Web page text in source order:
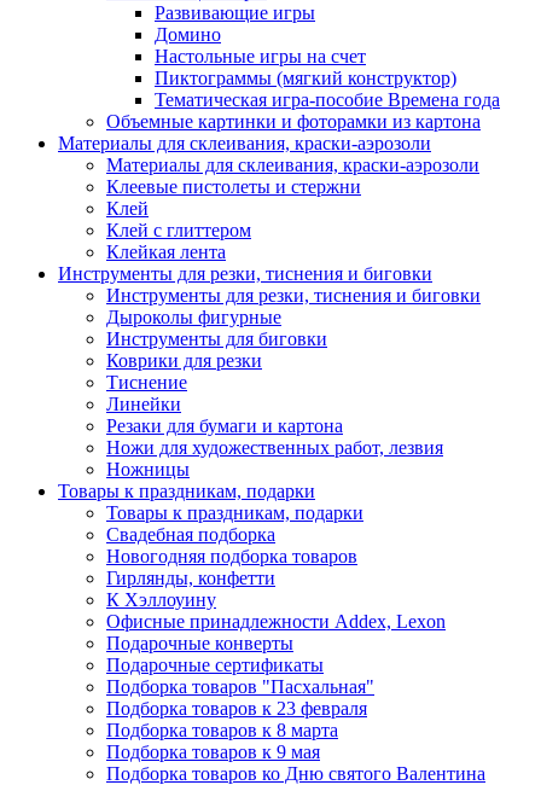
Развивающие игры
Домино
Настольные игры на счет
Пиктограммы (мягкий конструктор)
Тематическая игра-пособие Времена года
Объемные картинки и фоторамки из картона
Материалы для склеивания, краски-аэрозоли
Материалы для склеивания, краски-аэрозоли
Клеевые пистолеты и стержни
Клей
Клей с глиттером
Клейкая лента
Инструменты для резки, тиснения и биговки
Инструменты для резки, тиснения и биговки
Дыроколы фигурные
Инструменты для биговки
Коврики для резки
Тиснение
Линейки
Резаки для бумаги и картона
Ножи для художественных работ, лезвия
Ножницы
Товары к праздникам, подарки
Товары к праздникам, подарки
Свадебная подборка
Новогодняя подборка товаров
Гирлянды, конфетти
К Хэллоуину
Офисные принадлежности Addex, Lexon
Подарочные конверты
Подарочные сертификаты
Подборка товаров "Пасхальная"
Подборка товаров к 23 февраля
Подборка товаров к 8 марта
Подборка товаров к 9 мая
Подборка товаров ко Дню святого Валентина